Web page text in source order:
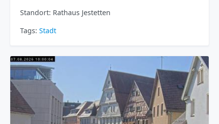
Standort: Rathaus Jestetten
Tags: Stadt